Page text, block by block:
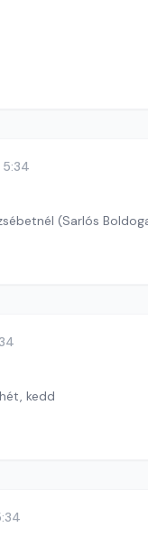
5:34
(Sarlós
kedd